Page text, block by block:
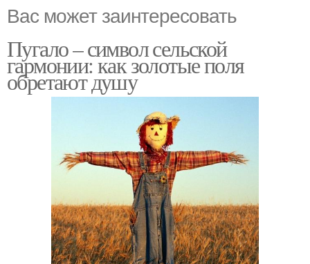
Вас может заинтересовать
Пугало – символ сельской
гармонии: как золотые поля
обретают душу